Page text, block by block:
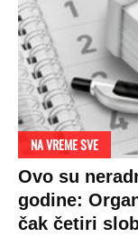
NA VREME SVE
Ovo su
godine:
čak četiri